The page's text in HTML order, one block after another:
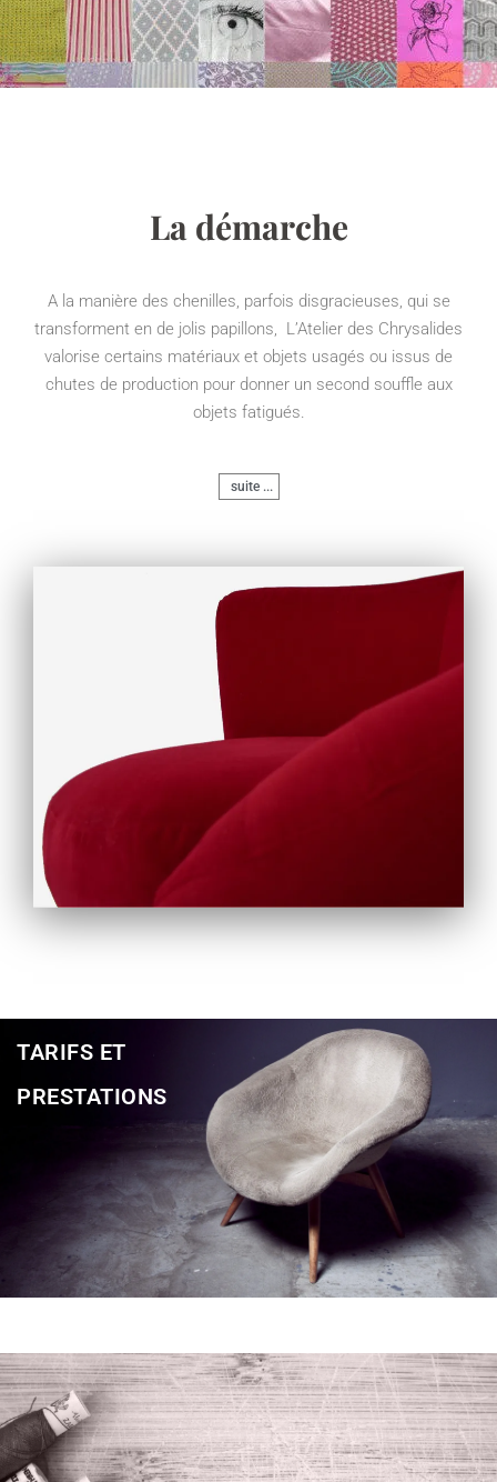
La démarche
A la manière des chenilles, parfois disgracieuses, qui se
transforment en de jolis papillons, L’Atelier des Chrysalides
valorise certains matériaux et objets usagés ou issus de
chutes de production pour donner un second souffle aux
objets fatigués.
suite ...
TARIFS ET
PRESTATIONS